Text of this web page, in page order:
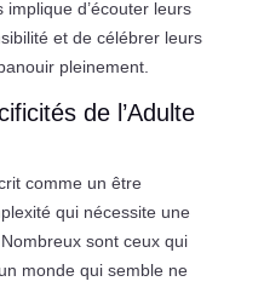
d’écouter leurs
et de célébrer leurs
pleinement.
de l’Adulte
comme un être
qui nécessite une
sont ceux qui
monde qui semble ne